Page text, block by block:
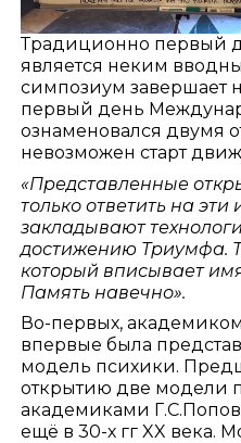
Традиционно первый
является неким
симпозиум завершает
первый день
ознаменовался двумя
невозможен старт
«Представленные
только ответить на
закладывают
достижению Триумфа.
который вписывает
Память навечно».
Во-первых,
впервые была
модель психики.
открытию две модели
академиками
ещё в 30-х гг XX века.